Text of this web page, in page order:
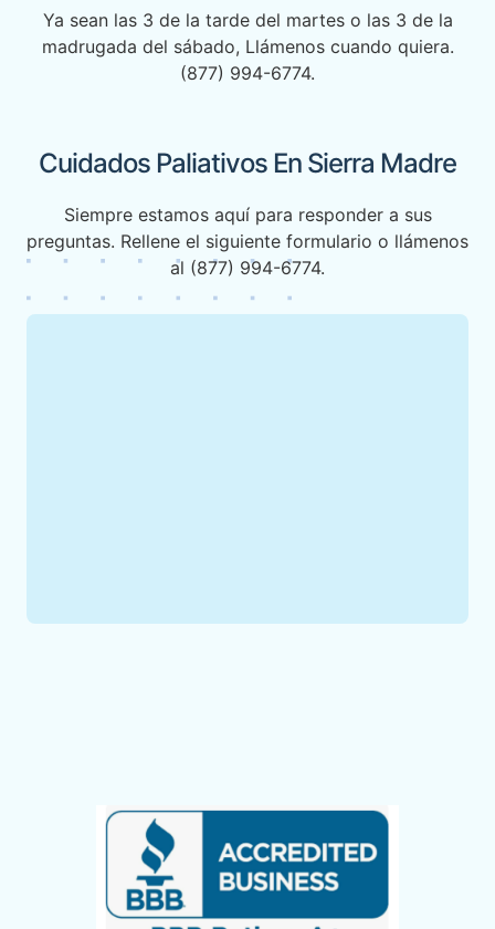
Ya sean las 3 de la tarde del martes o las 3 de la
madrugada del sábado, Llámenos cuando quiera.
(877) 994-6774.
Cuidados Paliativos En Sierra Madre
Siempre estamos aquí para responder a sus
preguntas. Rellene el siguiente formulario o llámenos
al (877) 994-6774.